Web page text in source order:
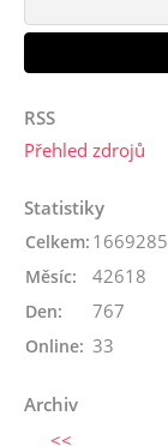
RSS
Přehled zdrojů
Statistiky
Online: 33
Celkem: 1669285
Měsíc: 42618
Den: 767
Archiv
<<